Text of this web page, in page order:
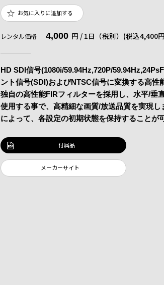
お気に入りに追加する
レンタル価格 4,000 円 / 1日（税別） (税込4,400円
HD SDI信号(1080i/59.94Hz,720P/
ント信号(SDI)およびNTSC信号に変換する高性
独自の高性能FIRフィルターを採用し、水平/垂
使用する事で、高精細な画質/放送品質を実現
によって、各設定の初期状態を保持することが
付属品
メーカーサイト